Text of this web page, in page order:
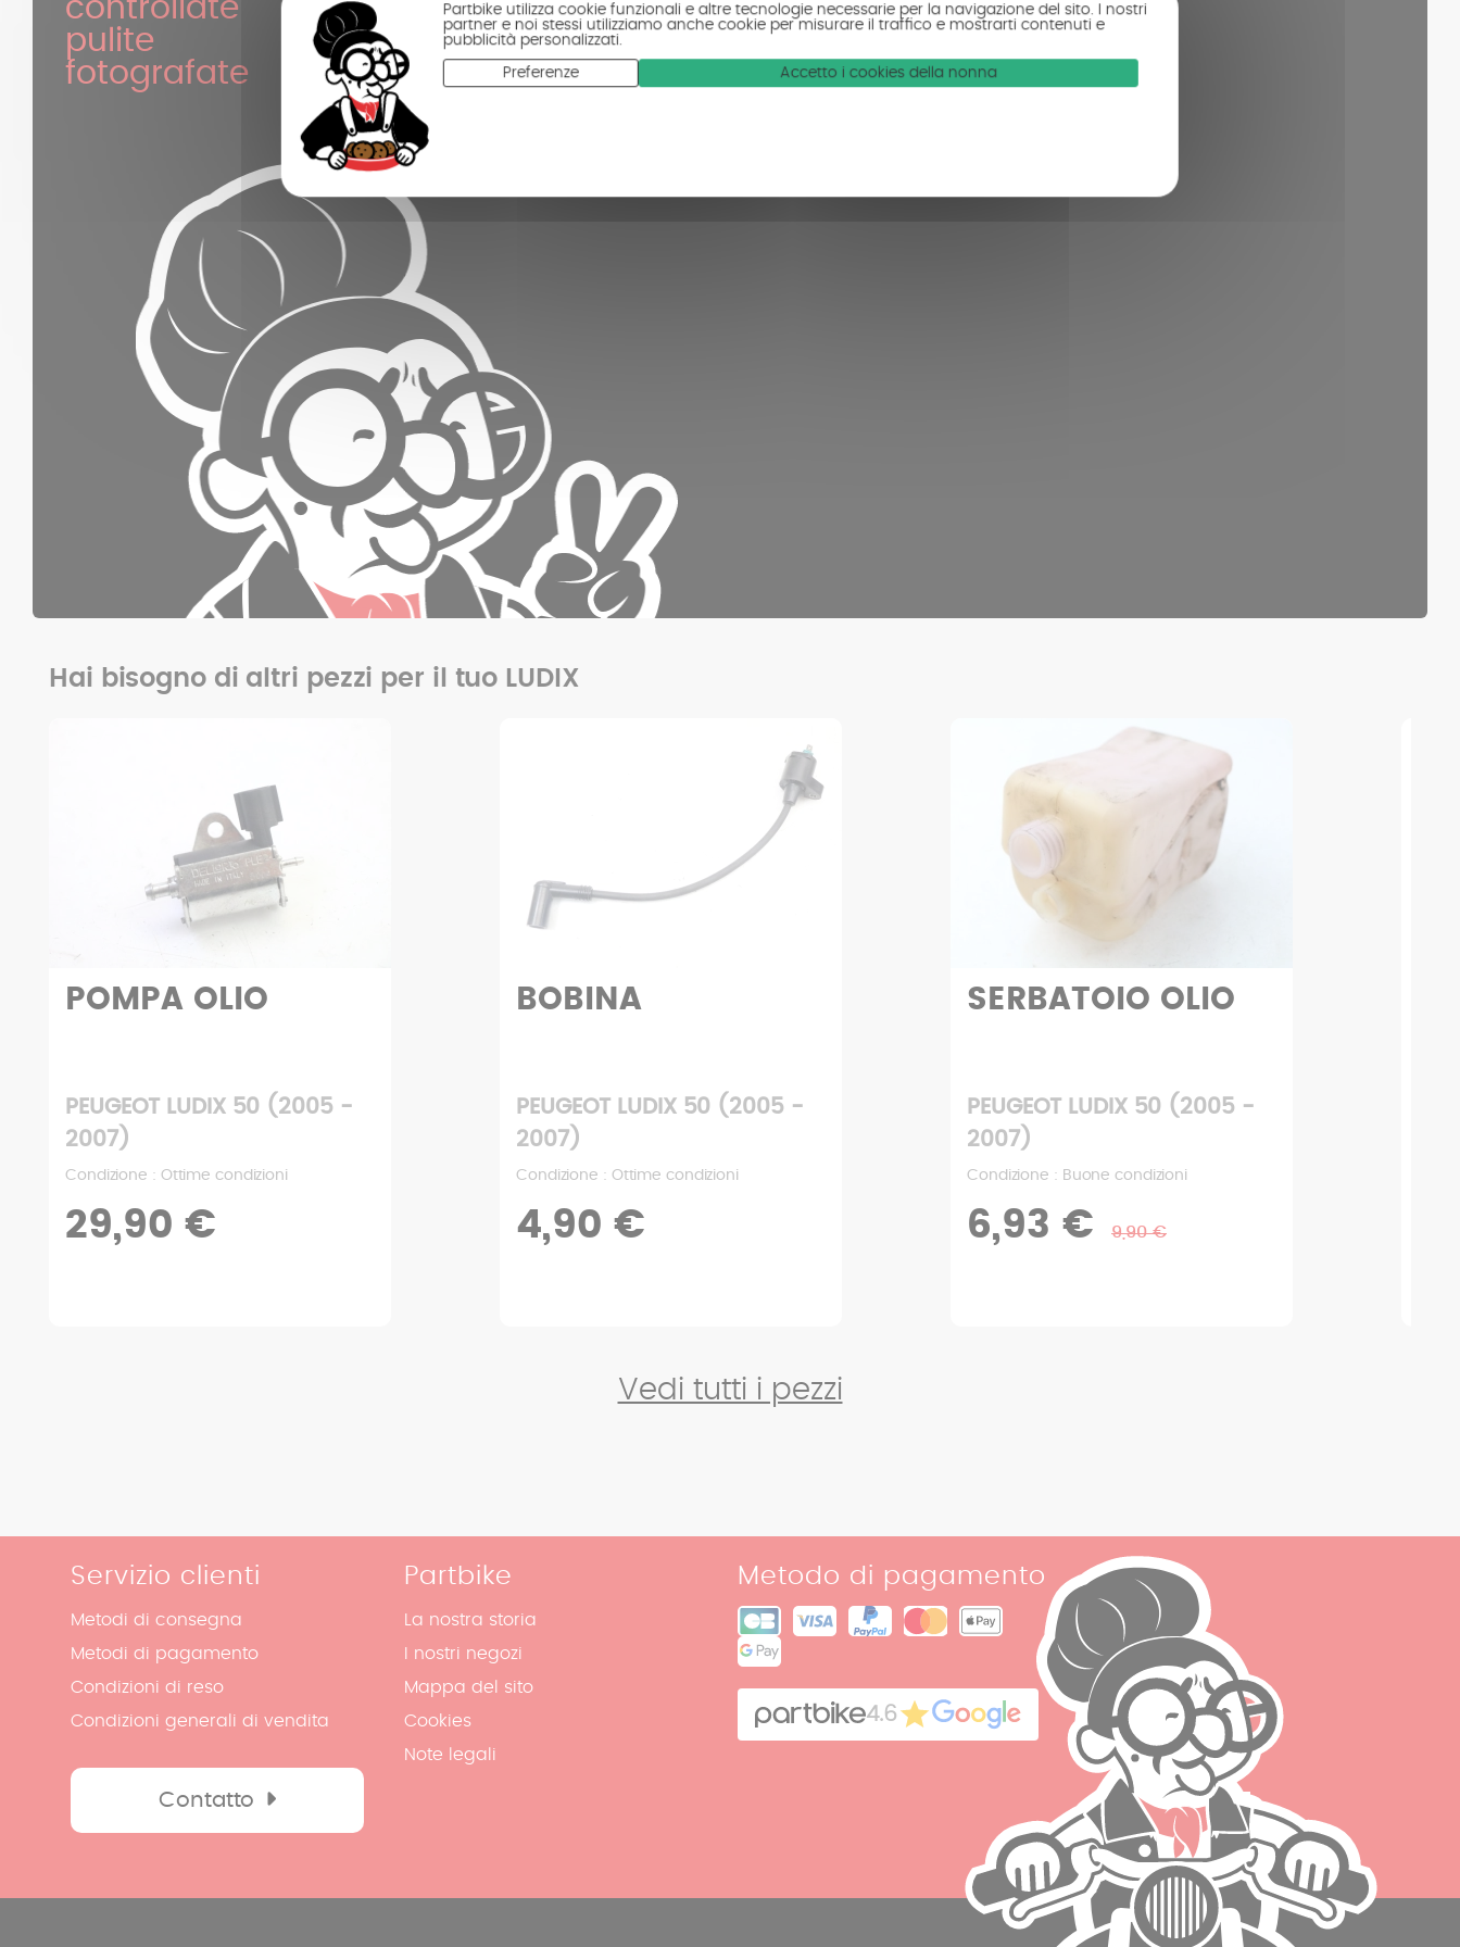
Partbike utilizza cookie funzionali e altre tecnologie necessarie per la navigazione del sito. I nostri
partner e noi stessi utilizziamo anche cookie per misurare il traffico e mostrarti contenuti e
pubblicità personalizzati.
Preferenze Accetto i cookies della nonna
controllate
pulite
fotografate
Hai bisogno di altri pezzi per il tuo LUDIX
BOBINA
PEUGEOT LUDIX 50 (2005 -
Condizione : Ottime condizioni
PEUGEOT LUDIX 50 (2005 -
Condizione : Buone condizioni
REGOLATORE DI
PEUGEOT LUDIX 50 (2005 -
Condizione : Ottime condizioni
3,43 €
Vedi tutti i pezzi
Servizio clienti
Metodi di consegna
Metodi di pagamento
Condizioni di reso
Condizioni generali di vendita
Contatto
Partbike
La nostra storia
I nostri negozi
Mappa del sito
Cookies
Note legali
Metodo di pagamento
4.6